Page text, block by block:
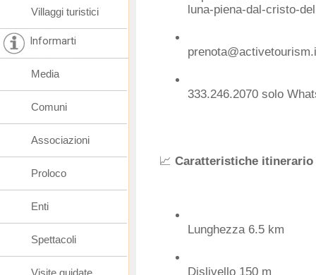
luna-piena-dal-cristo-
333.246.2070 solo
📈 Caratteristiche itinerario
Lunghezza 6.5 km
Dislivello 150 m
Villaggi turistici
Informarti
Media
Comuni
Associazioni
Proloco
Enti
Spettacoli
Visite guidate